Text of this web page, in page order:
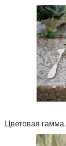
Цветовая гамма.